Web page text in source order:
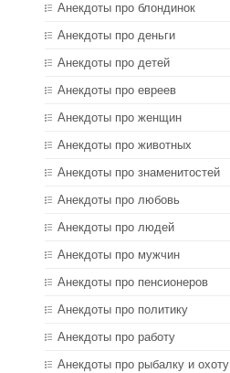
Анекдоты про блондинок
Анекдоты про деньги
Анекдоты про детей
Анекдоты про евреев
Анекдоты про женщин
Анекдоты про животных
Анекдоты про знаменитостей
Анекдоты про любовь
Анекдоты про людей
Анекдоты про мужчин
Анекдоты про пенсионеров
Анекдоты про политику
Анекдоты про работу
Анекдоты про рыбалку и охоту